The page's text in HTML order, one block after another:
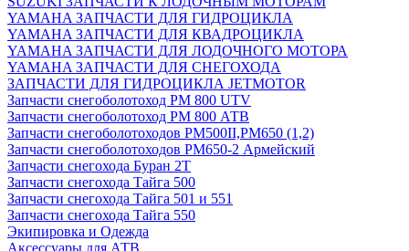
YAMAHA ЗАПЧАСТИ ДЛЯ ГИДРОЦИКЛА
YAMAHA ЗАПЧАСТИ ДЛЯ КВАДРОЦИКЛА
YAMAHA ЗАПЧАСТИ ДЛЯ ЛОДОЧНОГО МОТОРА
YAMAHA ЗАПЧАСТИ ДЛЯ СНЕГОХОДА
ЗАПЧАСТИ ДЛЯ ГИДРОЦИКЛА JETMOTOR
Запчасти снегоболотоход РМ 800 UTV
Запчасти снегоболотоход РМ 800 АТВ
Запчасти снегоболотоходов РМ500II,РМ650 (1,2)
Запчасти снегоболотоходов РМ650-2 Армейский
Запчасти снегохода Буран 2Т
Запчасти снегохода Тайга 500
Запчасти снегохода Тайга 501 и 551
Запчасти снегохода Тайга 550
Экипировка и Одежда
Аксессуары для АТВ